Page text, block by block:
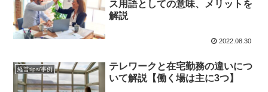
ス用語としての意味、メリットを
解説
2022.08.30
経営tips/事例
テレワークと在宅勤務の違いにつ
いて解説【働く場は主に3つ】